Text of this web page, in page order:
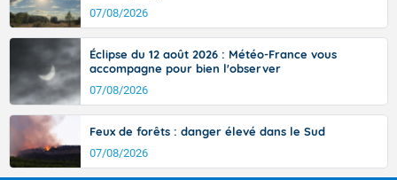
07/08/2026
Éclipse du 12 août 2026 : Météo-France vous
accompagne pour bien l'observer
07/08/2026
Feux de forêts : danger élevé dans le Sud
07/08/2026